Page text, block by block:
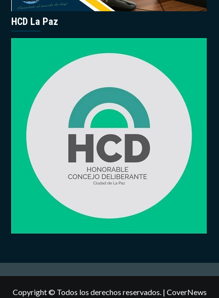
HCD La Paz
Copyright © Todos los derechos reservados. | CoverNews